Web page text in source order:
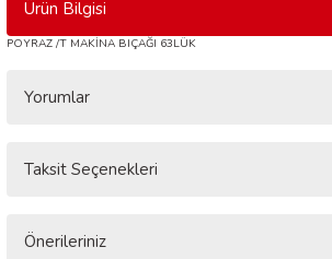
Ürün Bilgisi
POYRAZ /T MAKİNA BIÇAĞI 63LÜK
Yorumlar
Bu ürüne ilk yorumu siz yapın!
Taksit Seçenekleri
Önerileriniz